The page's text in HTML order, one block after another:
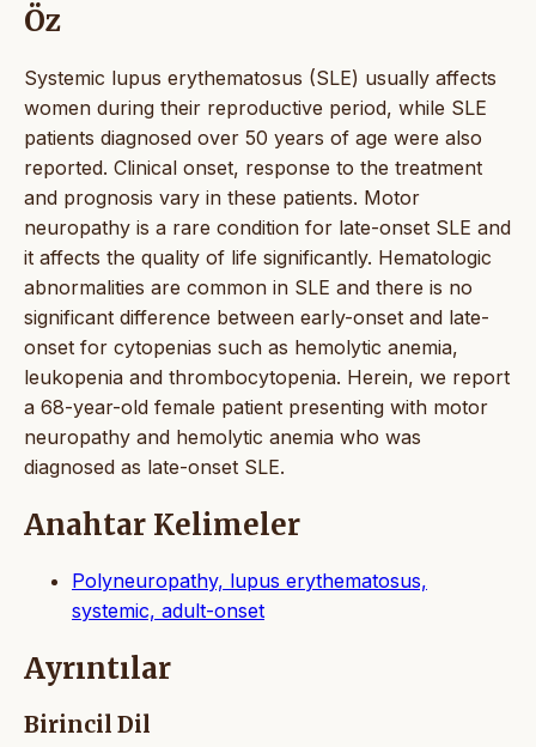
Öz
Systemic lupus erythematosus (SLE) usually affects
women during their reproductive period, while SLE
patients diagnosed over 50 years of age were also
reported. Clinical onset, response to the treatment
and prognosis vary in these patients. Motor
neuropathy is a rare condition for late-onset SLE and
it affects the quality of life significantly. Hematologic
abnormalities are common in SLE and there is no
significant difference between early-onset and late-
onset for cytopenias such as hemolytic anemia,
leukopenia and thrombocytopenia. Herein, we report
a 68-year-old female patient presenting with motor
neuropathy and hemolytic anemia who was
diagnosed as late-onset SLE.
Anahtar Kelimeler
Polyneuropathy, lupus erythematosus,
systemic, adult-onset
Ayrıntılar
Birincil Dil